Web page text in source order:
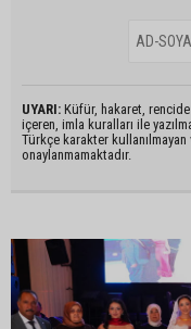
UYARI: Küfür, hakaret,
içeren, imla kuralları ile
Türkçe karakter
onaylanmamaktadır.